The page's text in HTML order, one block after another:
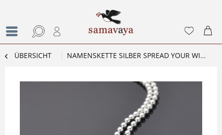
ÜBERSICHT NAMENSKETTE SILBER SPREAD YOUR WINGS SILBERKETTE MIT GRAVUR